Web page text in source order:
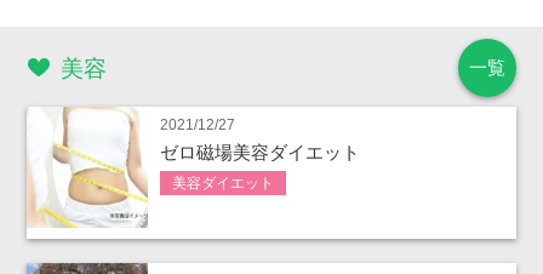
一覧
美容
2021/12/27
ゼロ磁場美容ダイエット
美容ダイエット